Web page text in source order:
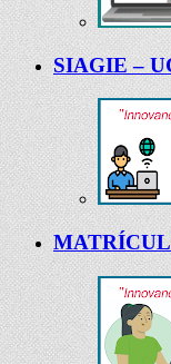
SIAGIE –